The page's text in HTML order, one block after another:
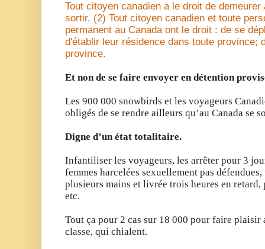
Tout citoyen canadien a le droit de
sortir. (2) Tout citoyen canadien et toute
permanent au Canada ont le droit : de se
d'établir leur résidence dans toute province;
province.
Et non de se faire envoyer en détention
Les 900 000 snowbirds et les voyageurs
obligés de se rendre ailleurs qu’au Canada se
Digne d’un état totalitaire.
Infantiliser les voyageurs, les arrêter pour 3
femmes harcelées sexuellement pas
plusieurs mains et livrée trois heures en retard,
etc.
Tout ça pour 2 cas sur 18 000 pour faire plaisir
classe, qui chialent.